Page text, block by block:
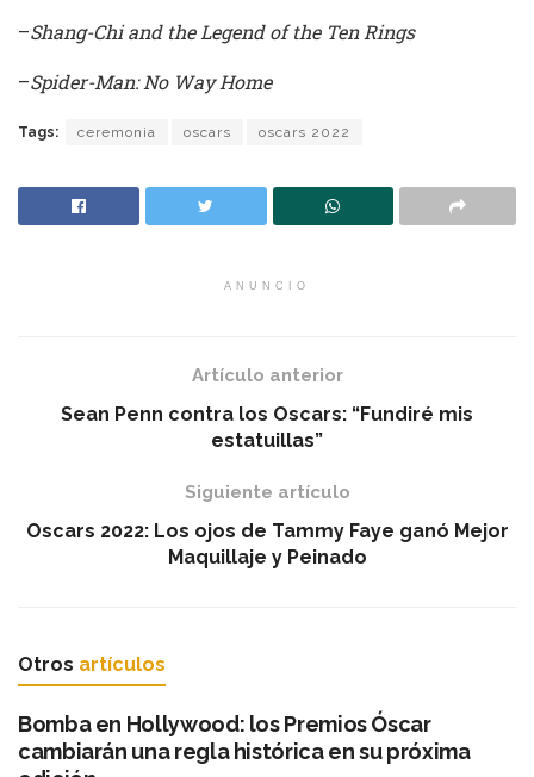
–Shang-Chi and the Legend of the Ten Rings
–Spider-Man: No Way Home
Tags: ceremonia oscars oscars 2022
ANUNCIO
Artículo anterior
Sean Penn contra los Oscars: “Fundiré mis
estatuillas”
Siguiente artículo
Oscars 2022: Los ojos de Tammy Faye ganó Mejor
Maquillaje y Peinado
Otros artículos
Bomba en Hollywood: los Premios Óscar
cambiarán una regla histórica en su próxima